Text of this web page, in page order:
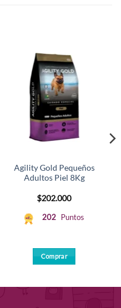
Agility Gold Pequeños
Adultos Piel 8Kg
$202.000
202 Puntos
Comprar